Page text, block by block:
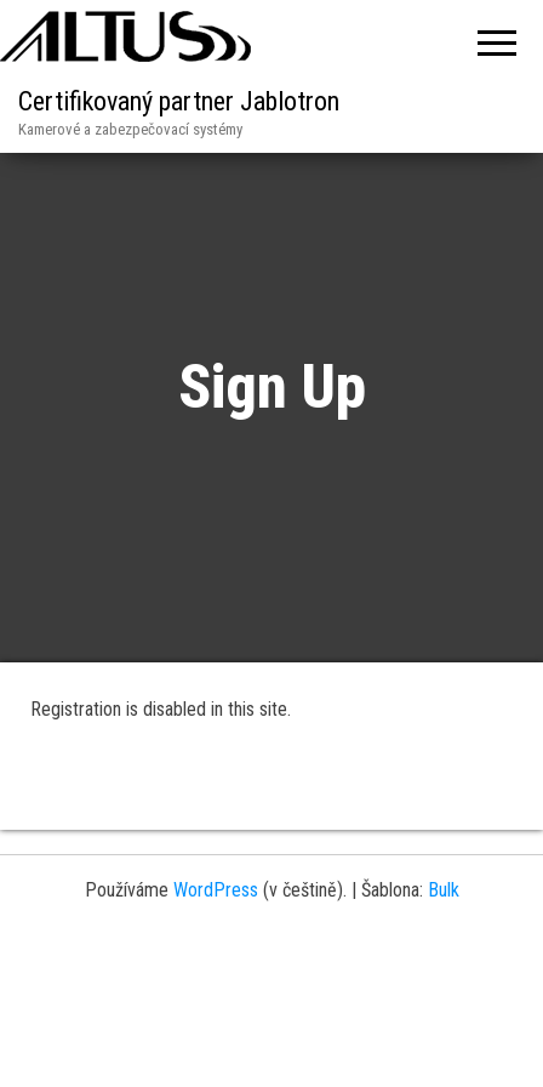
Certifikovaný partner Jablotron
Kamerové a zabezpečovací systémy
Sign Up
Registration is disabled in this site.
Používáme WordPress (v češtině). | Šablona: Bulk